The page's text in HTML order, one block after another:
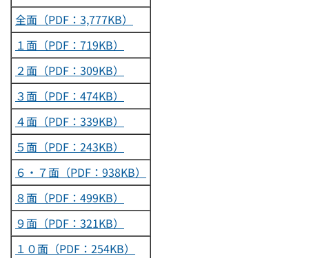
全面（PDF：3,777KB）
１面（PDF：719KB）
２面（PDF：309KB）
３面（PDF：474KB）
４面（PDF：339KB）
５面（PDF：243KB）
６・７面（PDF：938KB）
８面（PDF：499KB）
９面（PDF：321KB）
１０面（PDF：254KB）